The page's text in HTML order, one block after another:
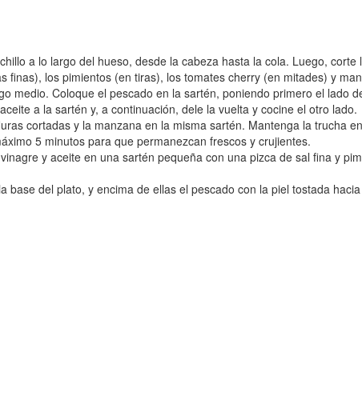
a lo largo del hueso, desde la cabeza hasta la cola. Luego,
finas), los pimientos (en tiras), los tomates cherry (en mitades) y
medio. Coloque el pescado en la sartén, poniendo primero el lado
a la sartén y, a continuación, dele la vuelta y cocine el otro lado.
cortadas y la manzana en la misma sartén. Mantenga la trucha
5 minutos para que permanezcan frescos y crujientes.
y aceite en una sartén pequeña con una pizca de sal fina y
del plato, y encima de ellas el pescado con la piel tostada